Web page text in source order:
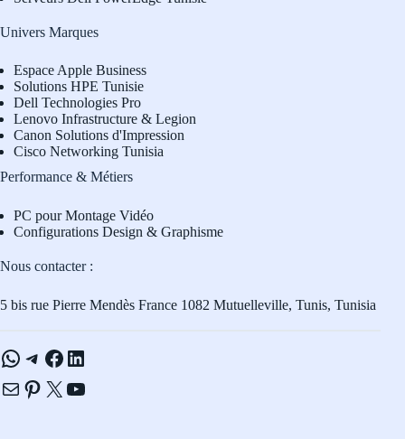
Univers Marques
Espace Apple Business
Solutions HPE Tunisie
Dell Technologies Pro
Lenovo Infrastructure & Legion
Canon Solutions d'Impression
Cisco Networking Tunisia
Performance & Métiers
PC pour Montage Vidéo
Configurations Design & Graphisme
Nous contacter :
5 bis rue Pierre Mendès France 1082 Mutuelleville, Tunis, Tunisia
WhatsApp
Telegram
Facebook
LinkedIn
E-mailPinterest
X YouTube